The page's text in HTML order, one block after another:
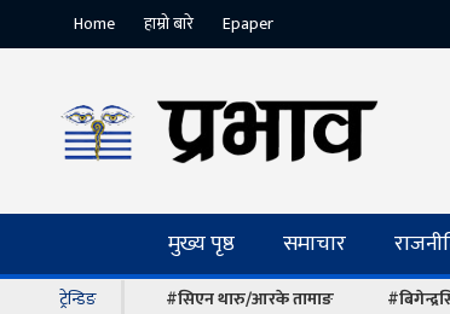
Home हाम्रो बारे Epaper
मुख्य पृष्ठ समाचार
ट्रेन्डिङ #सिएन थारु/आरके तामाङ